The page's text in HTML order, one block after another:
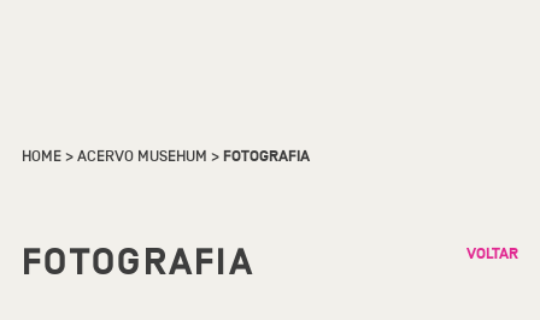
HOME>ACERVO MUSEHUM >FOTOGRAFIA
FOTOGRAFIA VOLTAR